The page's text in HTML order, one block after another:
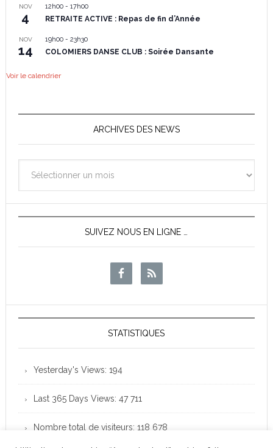
NOV
4
12h00- 17h00
RETRAITE ACTIVE : Repas de fin d’Année
NOV
14
19h00- 23h30
COLOMIERS DANSE CLUB : Soirée Dansante
Voir le calendrier
ARCHIVES DES NEWS
des
News
SUIVEZ NOUS EN LIGNE …
STATISTIQUES
Yesterday's Views: 194
Last 365 Days Views: 47 711
Nombre total de visiteurs: 118 678